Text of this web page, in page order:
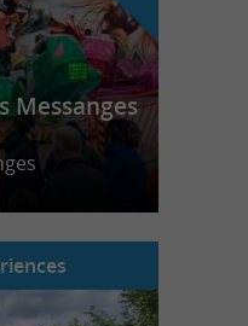
Messanges